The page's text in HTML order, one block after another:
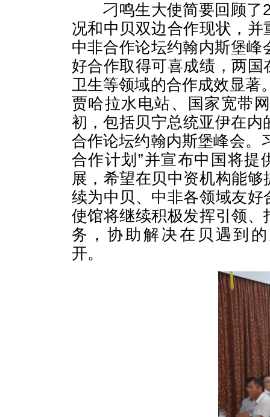
刁鸣生大使简要回顾了
况和中贝双边合作现状，
中非合作论坛约翰内斯堡
好合作取得可喜成绩，两
卫生等领域的合作成效显著
贾哈拉水电站、国家宽带
初，包括贝宁总统亚伊在
合作论坛约翰内斯堡峰会。
合作计划”并宣布中国将提
展，希望在贝中资机构能
续为中贝、中非各领域友
使馆将继续积极发挥引领
务，协助解决在贝遇到
开。